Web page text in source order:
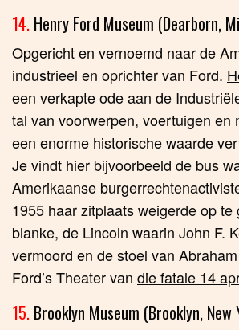
14. Henry Ford Museum (Dearborn,
Opgericht en vernoemd naar de
industrieel en oprichter van Ford.
een verkapte ode aan de
tal van voorwerpen, voertuigen en
een enorme historische waarde
Je vindt hier bijvoorbeeld de bus
Amerikaanse
1955 haar zitplaats weigerde op te
blanke, de Lincoln waarin John F.
vermoord en de stoel van
Ford’s Theater vandie fatale 14
15. Brooklyn Museum (Brooklyn, New